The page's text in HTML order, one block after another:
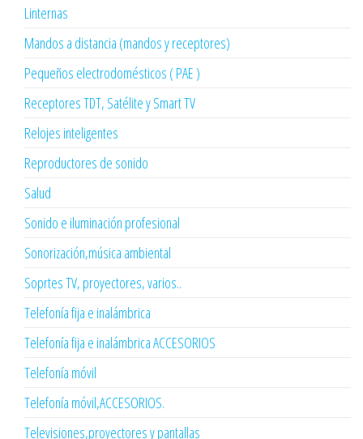
Linternas
Mandos a distancia (mandos y receptores)
Pequeños electrodomésticos ( PAE )
Receptores TDT, Satélite y Smart TV
Relojes inteligentes
Reproductores de sonido
Salud
Sonido e iluminación profesional
Sonorización,música ambiental
Soprtes TV, proyectores, varios..
Telefonía fija e inalámbrica
Telefonía fija e inalámbrica ACCESORIOS
Telefonía móvil
Telefonía móvil,ACCESORIOS.
Televisiones,proyectores y pantallas